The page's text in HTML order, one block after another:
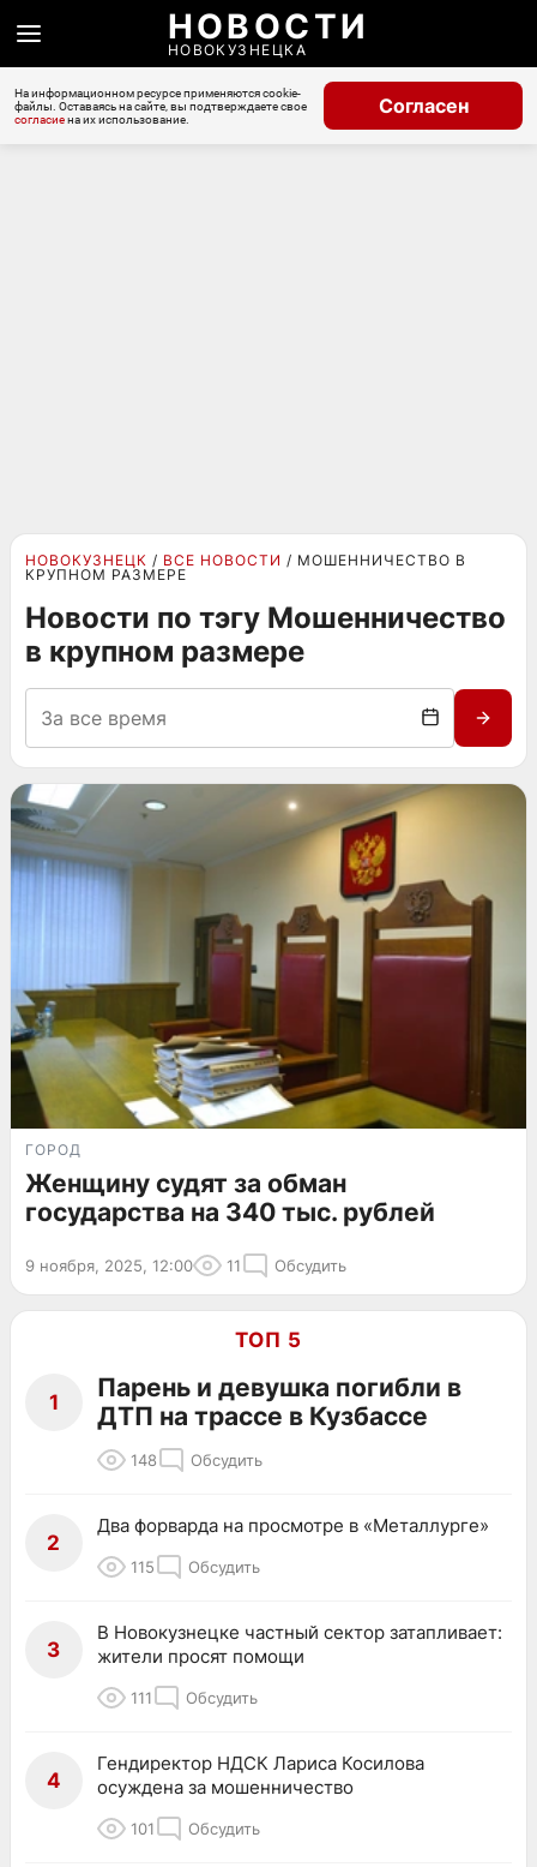
НОВОСТИ
НОВОКУЗНЕЦКА
На информационном ресурсе применяются cookie-
файлы. Оставаясь на сайте, вы подтверждаете свое
согласиена их использование.
Согласен
НОВОКУЗНЕЦК ВСЕ НОВОСТИ
МОШЕННИЧЕСТВО В
КРУПНОМ РАЗМЕРЕ
Новости по тэгу Мошенничество
в крупном размере
ГОРОД
Женщину судят за обман
государства на 340 тыс. рублей
9 ноября, 2025, 12:00 11 Обсудить
ТОП 5
1
Парень и девушка погибли в
ДТП на трассе в Кузбассе
148 Обсудить
2
Два форварда на просмотре в «Металлурге»
115 Обсудить
3
В Новокузнецке частный сектор затапливает:
жители просят помощи
111 Обсудить
4
Гендиректор НДСК Лариса Косилова
осуждена за мошенничество
101 Обсудить